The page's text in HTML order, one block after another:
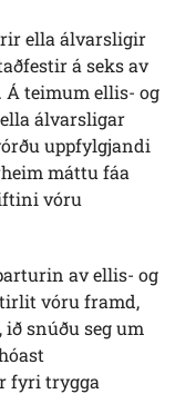
ella álvarsligir
á seks av
teimum ellis- og
álvarsligar
uppfylgjandi
máttu fáa
vóru
av ellis- og
vóru framd,
snúðu seg um
fyri trygga